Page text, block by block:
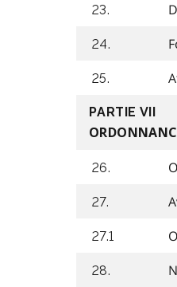
23.
24.
25.
PARTIE VII
26.
27.
27.1
28.